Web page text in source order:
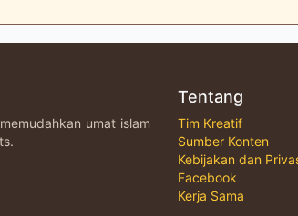
umat islam
Tentang
Tim Kreatif
Sumber Konten
Kebijakan dan
Facebook
Kerja Sama